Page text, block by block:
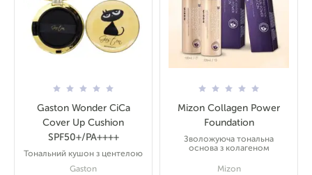
Gaston Wonder CiCa
Cover Up Cushion
SPF50+/PA++++
Тональний кушон з центелою
Gaston
Mizon Collagen Power
Foundation
Зволожуюча тональна
основа з колагеном
Mizon